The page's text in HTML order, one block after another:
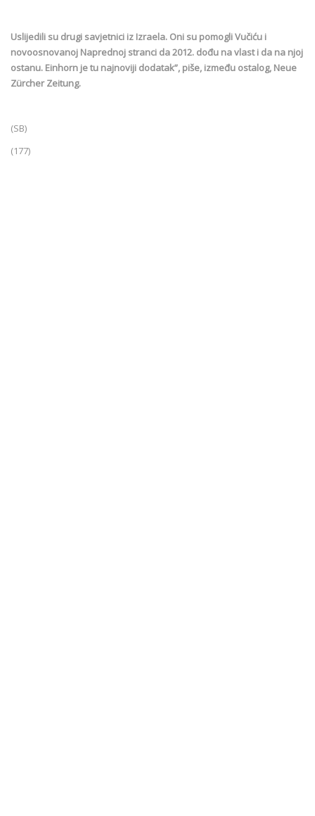
Uslijedili su drugi savjetnici iz Izraela. Oni su pomogli Vučiću i
novoosnovanoj Naprednoj stranci da 2012. dođu na vlast i da na njoj
ostanu. Einhorn je tu najnoviji dodatak”, piše, između ostalog, Neue
Zürcher Zeitung.
(SB)
(177)